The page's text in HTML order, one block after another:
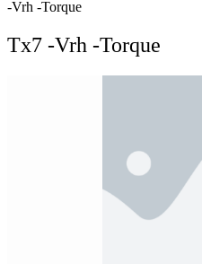
-Vrh -Torque
Tx7 -Vrh -Torque